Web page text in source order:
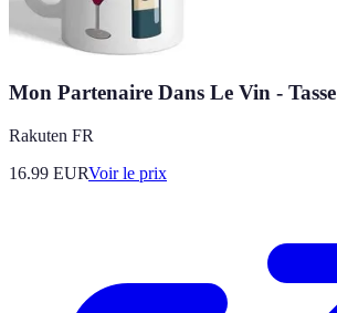
Mon Partenaire Dans Le Vin - Tasse
Rakuten FR
16.99 EURVoir le prix